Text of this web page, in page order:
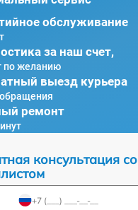
обслуживание
за наш счет,
по желанию
выезд курьера
ремонт
консультация со